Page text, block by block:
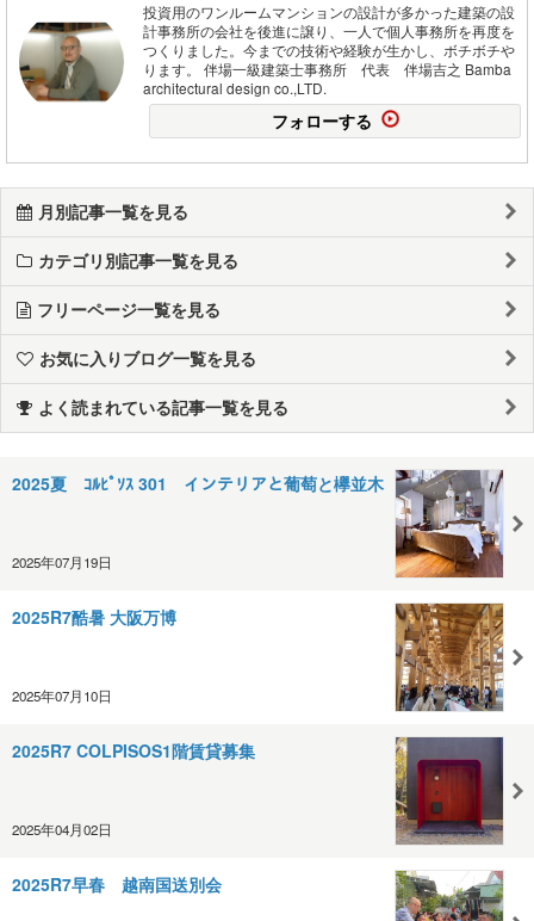
投資用のワンルームマンションの設計が多かった建築の設
計事務所の会社を後進に譲り、一人で個人事務所を再度を
つくりました。今までの技術や経験が生かし、ボチボチや
ります。 伴場一級建築士事務所 代表 伴場吉之 Bamba
architectural design co.,LTD.
フォローする
月別記事一覧を見る
カテゴリ別記事一覧を見る
フリーページ一覧を見る
お気に入りブログ一覧を見る
よく読まれている記事一覧を見る
2025夏 ｺﾙﾋﾟｿｽ 301 インテリアと葡萄と欅並木
2025年07月19日
2025R7酷暑 大阪万博
2025年07月10日
2025R7 COLPISOS1階賃貸募集
2025年04月02日
2025R7早春 越南国送別会